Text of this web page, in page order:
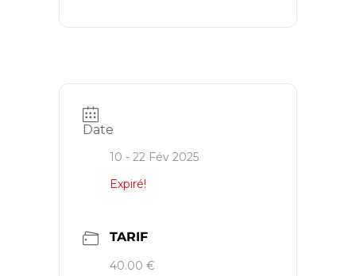
Date
10 - 22 Fév 2025
Expiré!
TARIF
40.00 €